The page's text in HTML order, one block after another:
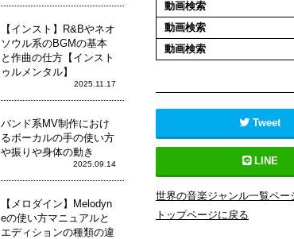
動画検索
動画検索
動画検索
Tweet
LINE
世界の音楽ジャンル一覧ペー
トップページに戻る
【インスト】R&Bやネオ
ソウル系のBGMの基本
と作曲の仕方【インスト
ゥルメンタル】
2025.11.17
バンド系MV制作におけ
るボーカルの手の使い方
や振りや身体の動き
2025.09.14
【メロダイン】Melodyn
eの使い方マニュアルと
エディションの種類の違